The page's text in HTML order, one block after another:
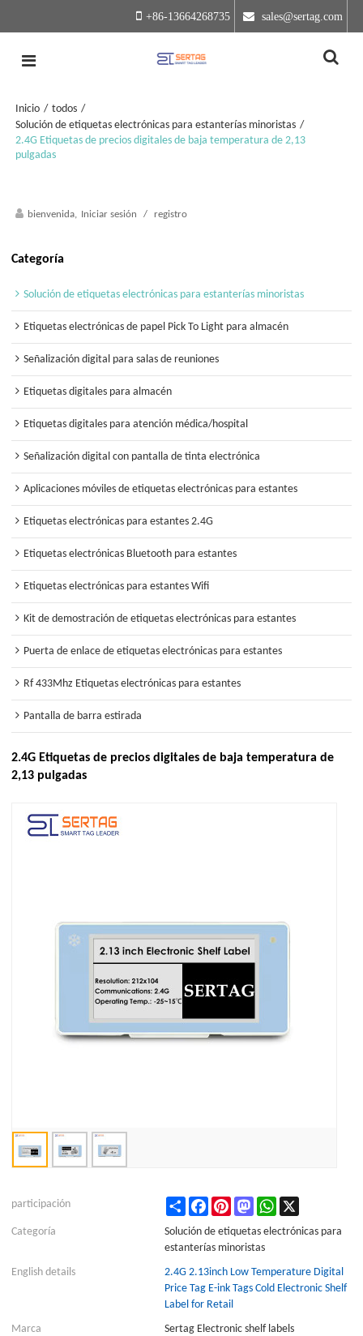
+86-13664268735 sales@sertag.com
Inicio / todos /
Solución de etiquetas electrónicas para estanterías minoristas /
2.4G Etiquetas de precios digitales de baja temperatura de 2,13
pulgadas
bienvenida, Iniciar sesión / registro
Categoría
Solución de etiquetas electrónicas para estanterías minoristas
Etiquetas electrónicas de papel Pick To Light para almacén
Señalización digital para salas de reuniones
Etiquetas digitales para almacén
Etiquetas digitales para atención médica/hospital
Señalización digital con pantalla de tinta electrónica
Aplicaciones móviles de etiquetas electrónicas para estantes
Etiquetas electrónicas para estantes 2.4G
Etiquetas electrónicas Bluetooth para estantes
Etiquetas electrónicas para estantes Wifi
Kit de demostración de etiquetas electrónicas para estantes
Puerta de enlace de etiquetas electrónicas para estantes
Rf 433Mhz Etiquetas electrónicas para estantes
Pantalla de barra estirada
2.4G Etiquetas de precios digitales de baja temperatura de
2,13 pulgadas
participación Share FacebookPinterestMastodonWhatsApp
Categoría
Solución de etiquetas electrónicas para
estanterías minoristas
English details
2.4G 2.13inch Low Temperature Digital
Price Tag E-ink Tags Cold Electronic Shelf
Label for Retail
Marca
Sertag Electronic shelf labels